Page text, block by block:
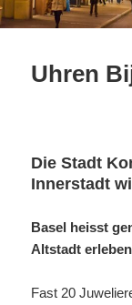
Uhren
Die Stadt
Innerstadt
Basel heisst
Altstadt
Fast 20